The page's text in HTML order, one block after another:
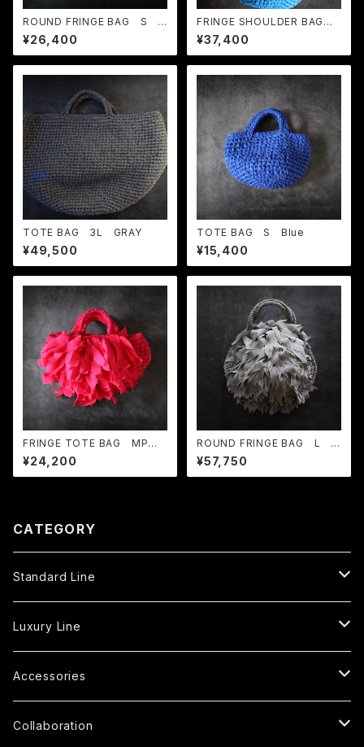
ROUND FRINGE BAG S C
hrome Yellow
¥26,400
FRINGE SHOULDER BAG
M Sky Blue
¥37,400
TOTE BAG 3L GRAY
¥49,500
TOTE BAG S Blue
¥15,400
FRINGE TOTE BAG MP R
aspberry Rose
¥24,200
ROUND FRINGE BAG L G
RAY
¥57,750
CATEGORY
Standard Line
Tote Bag
S
MP
Shoulder Bag
S
Square Bag
Luxury Line
Fringe Tote Bag
S
Fringe Shoulder Bag
Accessories
Handle Cover
Collaboration